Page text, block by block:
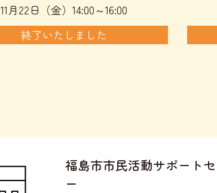
11月22日（金）14:00～16:00
終了いたしました
福島市市民活動サポート
ー